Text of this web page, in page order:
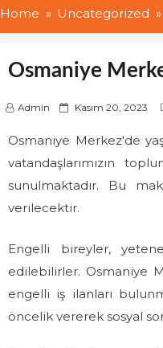
Home Uncategorized
Osmaniye
Admin
P
s
t
o
Kasım 20, 2023
Osmaniye Merkez'de
vatandaşlarımızın
sunulmaktadır. Bu
verilecektir.
Engelli bireyler,
edilebilirler. Osmaniye
engelli iş ilanları
öncelik vererek sosyal